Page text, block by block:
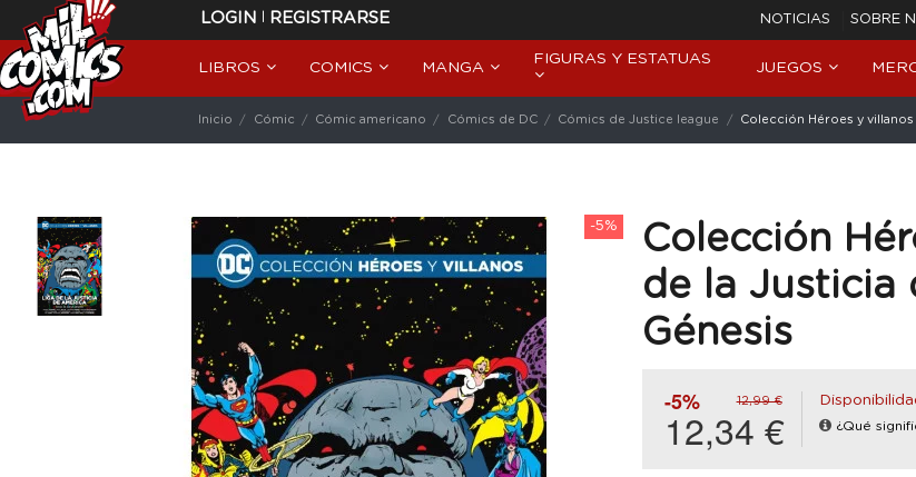
LOGIN | REGISTRARSE NOTICIAS SOBRE
LIBROS COMICS MANGA
FIGURAS Y ESTATUAS
JUEGOS
Inicio Cómic Cómic americano Cómics de DC Cómics de Justice league Colección Héroes y
-5%
Colección
de la Justicia
Génesis
-5% 12,99 €
12,34 € ¿Qué